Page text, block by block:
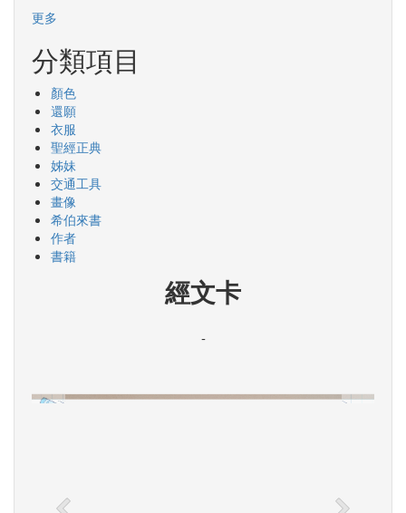
更多
分類項目
顏色
還願
衣服
聖經正典
姊妹
交通工具
畫像
希伯來書
作者
書籍
經文卡
-